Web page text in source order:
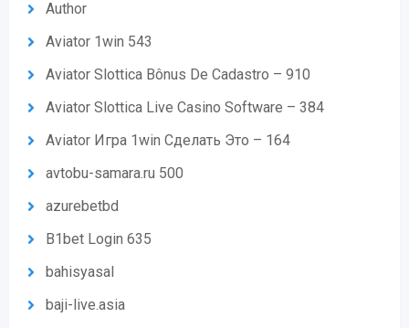
Author
Aviator 1win 543
Aviator Slottica Bônus De Cadastro – 910
Aviator Slottica Live Casino Software – 384
Aviator Игра 1win Сделать Это – 164
avtobu-samara.ru 500
azurebetbd
B1bet Login 635
bahisyasal
baji-live.asia